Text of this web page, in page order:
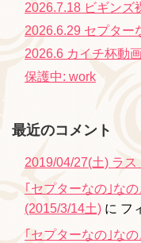
2026.7.18 ビギンズ
2026.6.29 セプター
2026.6 カイチ杯動
保護中: work
最近のコメント
2019/04/27(土) ラ
｢セプターなの｣な
(2015/3/14土) に フ
｢セプターなの｣な